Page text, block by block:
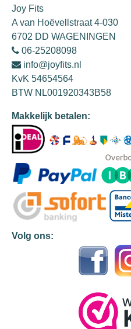
Joy Fits
A van Hoëvellstraat 4-030
6702 DD WAGENINGEN
06-25208098
info@joyfits.nl
KvK 54654564
BTW NL001920343B58
Makkelijk betalen:
Volg ons: